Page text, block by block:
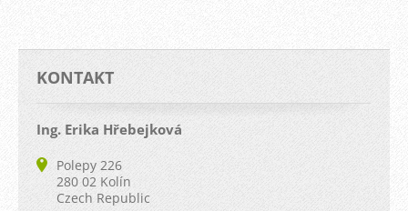
KONTAKT
Ing. Erika Hřebejková
Polepy 226
280 02 Kolín
Czech Republic